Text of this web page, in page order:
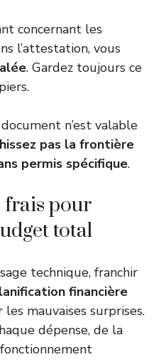
concernant les
l’attestation, vous
. Gardez toujours ce
n’est valable
pas la frontière
permis spécifique.
frais pour
total
technique, franchir
financière
mauvaises surprises.
dépense, de la